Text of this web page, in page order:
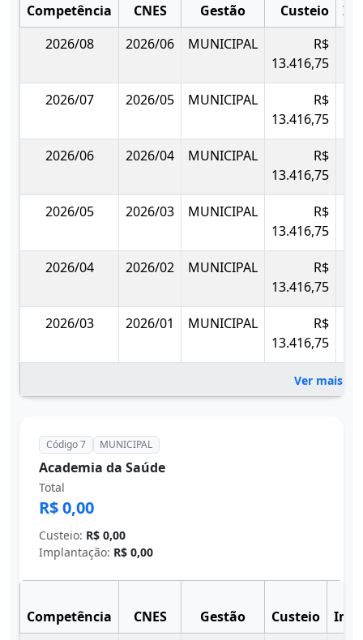
Competência CNES Gestão Custeio
2026/08
2026/06 MUNICIPAL
R$
13.416,75
2026/07 2026/05 MUNICIPAL
R$
13.416,75
2026/06 2026/04 MUNICIPAL
R$
13.416,75
2026/05 2026/03 MUNICIPAL
R$
13.416,75
2026/04 2026/02 MUNICIPAL
R$
13.416,75
2026/03 2026/01 MUNICIPAL
R$
13.416,75
Ver mais 1
Código 7 MUNICIPAL
Academia da Saúde
Total
R$ 0,00
Custeio: R$ 0,00
Implantação: R$ 0,00
Competência CNES Gestão Custeio